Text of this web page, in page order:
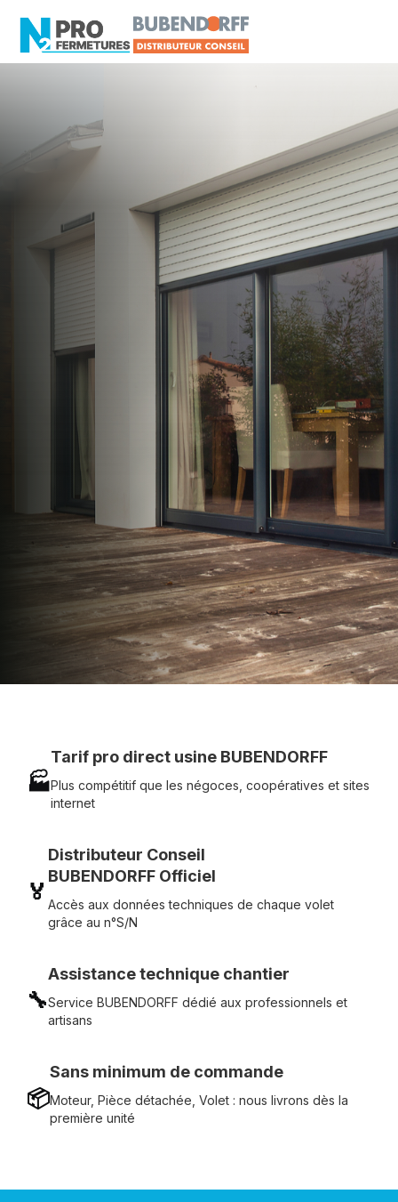
Distributeur en volets
roulants Somfy
Le Plessis-Grammoire
Artisan, Menuisier, TPE ou PME proche de Le
Plessis-Grammoire ?
N2PRO Fermetures est votre référent Distributeur
en volets roulants Somfy officiel pour vous
apporter : Tarifs directs usines sans minimum
d'achat - Assistance technique chantier et
service réactif avec simplicité.
07 83 35 69 17
MON DEVIS MOTEUR
Voir tous nos produits
🏭
Tarif pro direct usine BUBENDORFF
Plus compétitif que les négoces, coopératives et sites
internet
🏅
Distributeur Conseil
BUBENDORFF Officiel
Accès aux données techniques de chaque volet
grâce au n°S/N
🔧
Assistance technique chantier
Service BUBENDORFF dédié aux professionnels et
artisans
📦
Sans minimum de commande
Moteur, Pièce détachée, Volet : nous livrons dès la
première unité